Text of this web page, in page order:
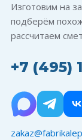
Изготовим на
подберём
рассчитаем
+7 (495)